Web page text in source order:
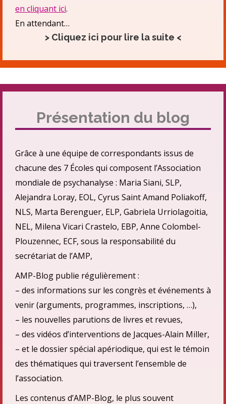
en cliquant ici.
En attendant…
> Cliquez ici pour lire la suite <
Présentation du blog
Grâce à une équipe de correspondants issus de
chacune des 7 Écoles qui composent l’Association
mondiale de psychanalyse : Maria Siani, SLP,
Alejandra Loray, EOL, Cyrus Saint Amand Poliakoff,
NLS, Marta Berenguer, ELP, Gabriela Urriolagoitia,
NEL, Milena Vicari Crastelo, EBP, Anne Colombel-
Plouzennec, ECF, sous la responsabilité du
secrétariat de l’AMP,
AMP-Blog publie régulièrement :
– des informations sur les congrès et événements à
venir (arguments, programmes, inscriptions, …),
– les nouvelles parutions de livres et revues,
– des vidéos d’interventions de Jacques-Alain Miller,
– et le dossier spécial apériodique, qui est le témoin
des thématiques qui traversent l’ensemble de
l’association.
Les contenus d’AMP-Blog, le plus souvent